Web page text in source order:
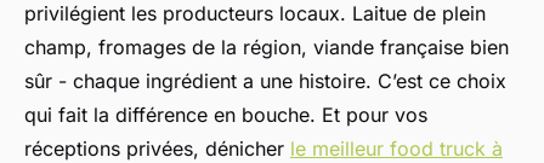
privilégient les producteurs locaux. Laitue de plein
champ, fromages de la région, viande française bien
sûr - chaque ingrédient a une histoire. C’est ce choix
qui fait la différence en bouche. Et pour vos
réceptions privées, dénicher le meilleur food truck à